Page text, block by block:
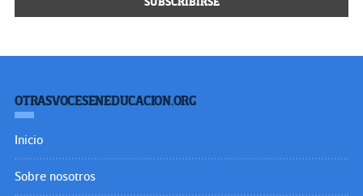
OTRASVOCESENEDUCACION.ORG
Inicio
Sobre nosotros